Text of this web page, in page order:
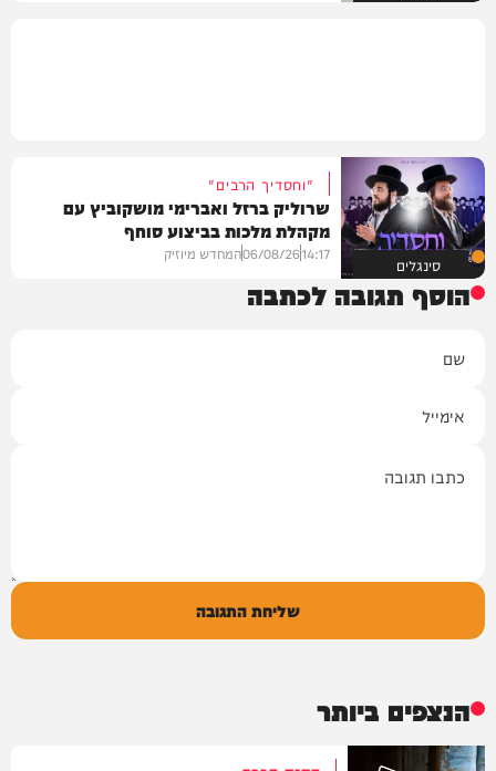
סינגלים
"וחסדיך הרבים"
שרוליק ברזל ואברימי מושקוביץ עם
מקהלת מלכות בביצוע סוחף
14:17
06/08/26המחדש מיוזיק
הוסף תגובה לכתבה
שליחת התגובה
הנצפים ביותר